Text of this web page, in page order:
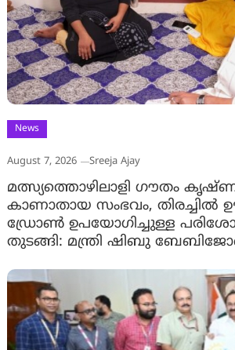
News
August 7, 2026 Sreeja Ajay
മത്സ്യത്തൊഴിലാളി ഗൗതം
കാണാതായ സംഭവം, തിരച്ചിൽ
ഡ്രോണ്‍ ഉപയോഗിച്ചുള്ള
തുടങ്ങി: മന്ത്രി ഷിബു